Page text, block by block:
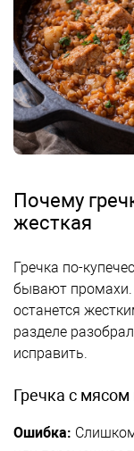
Почему
жесткая
Гречка по-
бывают промахи.
останется
разделе
исправить.
Гречка с
Ошибка: